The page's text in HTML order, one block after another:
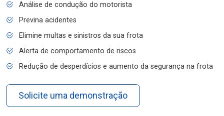
Análise de condução do motorista
Previna acidentes
Elimine multas e sinistros da sua frota
Alerta de comportamento de riscos
Redução de desperdícios e aumento da segurança na frota
Solicite uma demonstração